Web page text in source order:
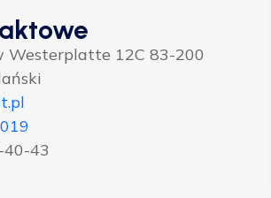
Westerplatte 12C 83-200
40-43